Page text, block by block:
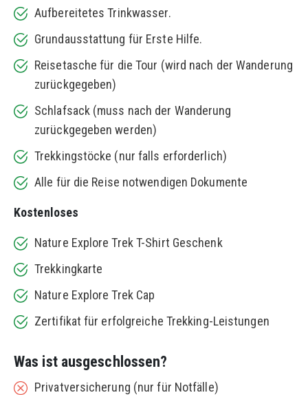
Aufbereitetes Trinkwasser.
Grundausstattung für Erste Hilfe.
Reisetasche für die Tour (wird nach der Wanderung
zurückgegeben)
Schlafsack (muss nach der Wanderung
zurückgegeben werden)
Trekkingstöcke (nur falls erforderlich)
Alle für die Reise notwendigen Dokumente
Kostenloses
Nature Explore Trek T-Shirt Geschenk
Trekkingkarte
Nature Explore Trek Cap
Zertifikat für erfolgreiche Trekking-Leistungen
Was ist ausgeschlossen?
Privatversicherung (nur für Notfälle)